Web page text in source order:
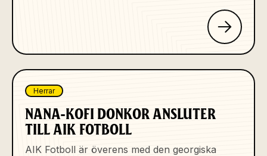
Herrar
NANA-KOFI DONKOR ANSLUTER
TILL AIK FOTBOLL
AIK Fotboll är överens med den georgiska